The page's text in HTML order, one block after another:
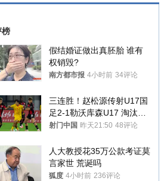
榜
假结婚证做出真胚胎 谁有
权销毁?
南方都市报 4小时前 34评论
三连胜！赵松源传射U17国
足2-1勒沃库森U17 淘汰赛
将战河床
射门中国 昨天21:50 48评论
人大教授花35万公款考证莫
言家世 荒诞吗
狐度 4小时前 236评论